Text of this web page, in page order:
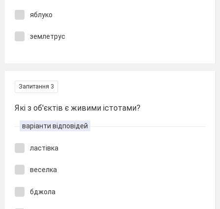
яблуко
землетрус
Запитання 3
Які з об'єктів є живими істотами?
варіанти відповідей
ластівка
веселка
бджола